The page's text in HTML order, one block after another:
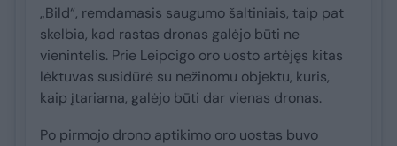
„Bild“, remdamasis saugumo šaltiniais, taip pat
skelbia, kad rastas dronas galėjo būti ne
vienintelis. Prie Leipcigo oro uosto artėjęs kitas
lėktuvas susidūrė su nežinomu objektu, kuris,
kaip įtariama, galėjo būti dar vienas dronas.
Po pirmojo drono aptikimo oro uostas buvo